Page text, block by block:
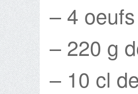
– 4 oeufs
– 220 g
– 10 cl